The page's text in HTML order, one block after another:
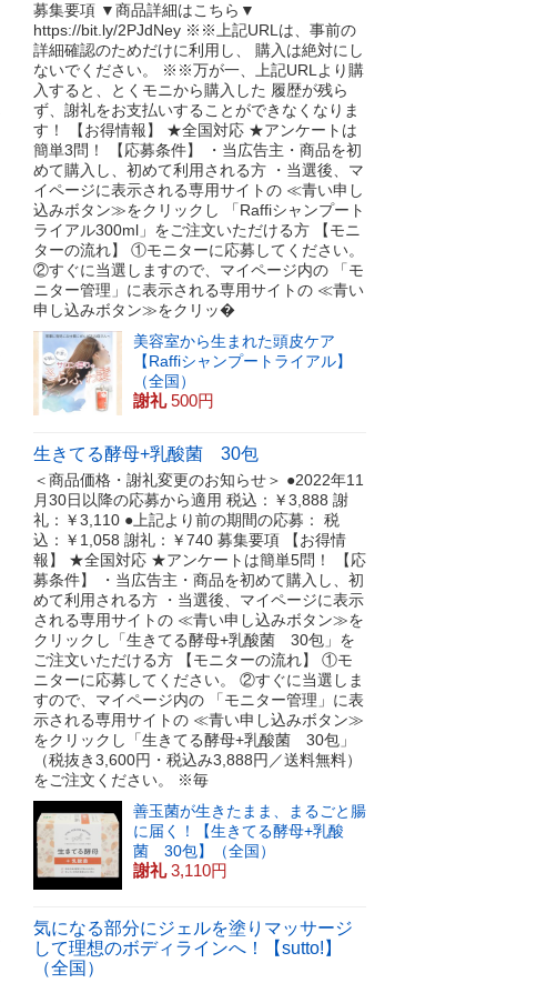
募集要項 ▼商品詳細はこちら▼
https://bit.ly/2PJdNey ※※上記URLは、事前の
詳細確認のためだけに利用し、 購入は絶対にし
ないでください。 ※※万が一、上記URLより購
入すると、とくモニから購入した 履歴が残ら
ず、謝礼をお支払いすることができなくなりま
す！ 【お得情報】 ★全国対応 ★アンケートは
簡単3問！ 【応募条件】 ・当広告主・商品を初
めて購入し、初めて利用される方 ・当選後、マ
イページに表示される専用サイトの ≪青い申し
込みボタン≫をクリックし 「Raffiシャンプート
ライアル300ml」をご注文いただける方 【モニ
ターの流れ】 ①モニターに応募してください。
②すぐに当選しますので、マイページ内の 「モ
ニター管理」に表示される専用サイトの ≪青い
申し込みボタン≫をクリッ�
美容室から生まれた頭皮ケア
【Raffiシャンプートライアル】
（全国）
謝礼 500円
生きてる酵母+乳酸菌 30包
＜商品価格・謝礼変更のお知らせ＞ ●2022年11
月30日以降の応募から適用 税込：￥3,888 謝
礼：￥3,110 ●上記より前の期間の応募： 税
込：￥1,058 謝礼：￥740 募集要項 【お得情
報】 ★全国対応 ★アンケートは簡単5問！ 【応
募条件】 ・当広告主・商品を初めて購入し、初
めて利用される方 ・当選後、マイページに表示
される専用サイトの ≪青い申し込みボタン≫を
クリックし「生きてる酵母+乳酸菌 30包」を
ご注文いただける方 【モニターの流れ】 ①モ
ニターに応募してください。 ②すぐに当選しま
すので、マイページ内の 「モニター管理」に表
示される専用サイトの ≪青い申し込みボタン≫
をクリックし「生きてる酵母+乳酸菌 30包」
（税抜き3,600円・税込み3,888円／送料無料）
をご注文ください。 ※毎
善玉菌が生きたまま、まるごと腸
に届く！【生きてる酵母+乳酸
菌 30包】（全国）
謝礼 3,110円
気になる部分にジェルを塗りマッサージ
して理想のボディラインへ！【sutto!】
（全国）